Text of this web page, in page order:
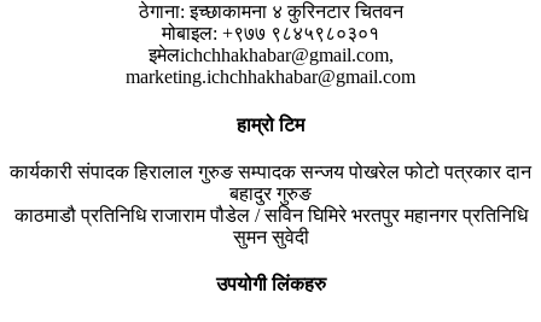
ठेगाना: इच्छाकामना ४ कुरिनटार चितवन
मोबाइल: +९७७ ९८४५९८०३०१
इमेलichchhakhabar@gmail.com,
marketing.ichchhakhabar@gmail.com
हाम्रो टिम
कार्यकारी संपादकहिरालाल गुरुङसम्पादकसन्जय पोखरेलफोटो पत्रकारदान
बहादुर गुरुङ
काठमाडौ प्रतिनिधिराजाराम पौडेल / सविन घिमिरेभरतपुर महानगर प्रतिनिधि
सुमन सुवेदी
उपयोगी लिंकहरु